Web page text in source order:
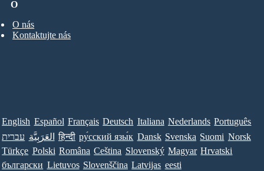
O
O nás
Kontaktujte nás
English Español Français Deutsch Italiana Nederlands Português
עברית العَرَبِيَّة हिन्दी ру́сский язы́к Dansk Svenska Suomi Norsk
Türkçe Polski Româna Ceština Slovenský Magyar Hrvatski
български Lietuvos Slovenščina Latvijas eesti